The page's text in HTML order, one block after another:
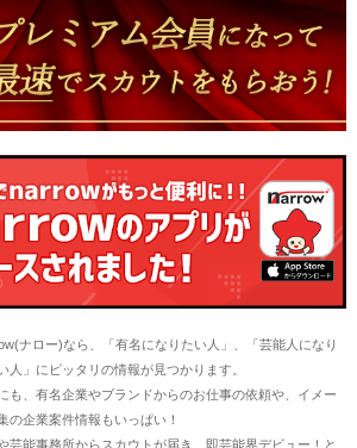
ナロー)なら、「有名になりたい人」、「芸能人になり
人」にピッタリの情報が見つかります。
も、有名企業やブランドからのお仕事の依頼や、イメー
の企業案件情報もいっぱい！
芸能事務所からスカウトが届き、即芸能界デビュー！と